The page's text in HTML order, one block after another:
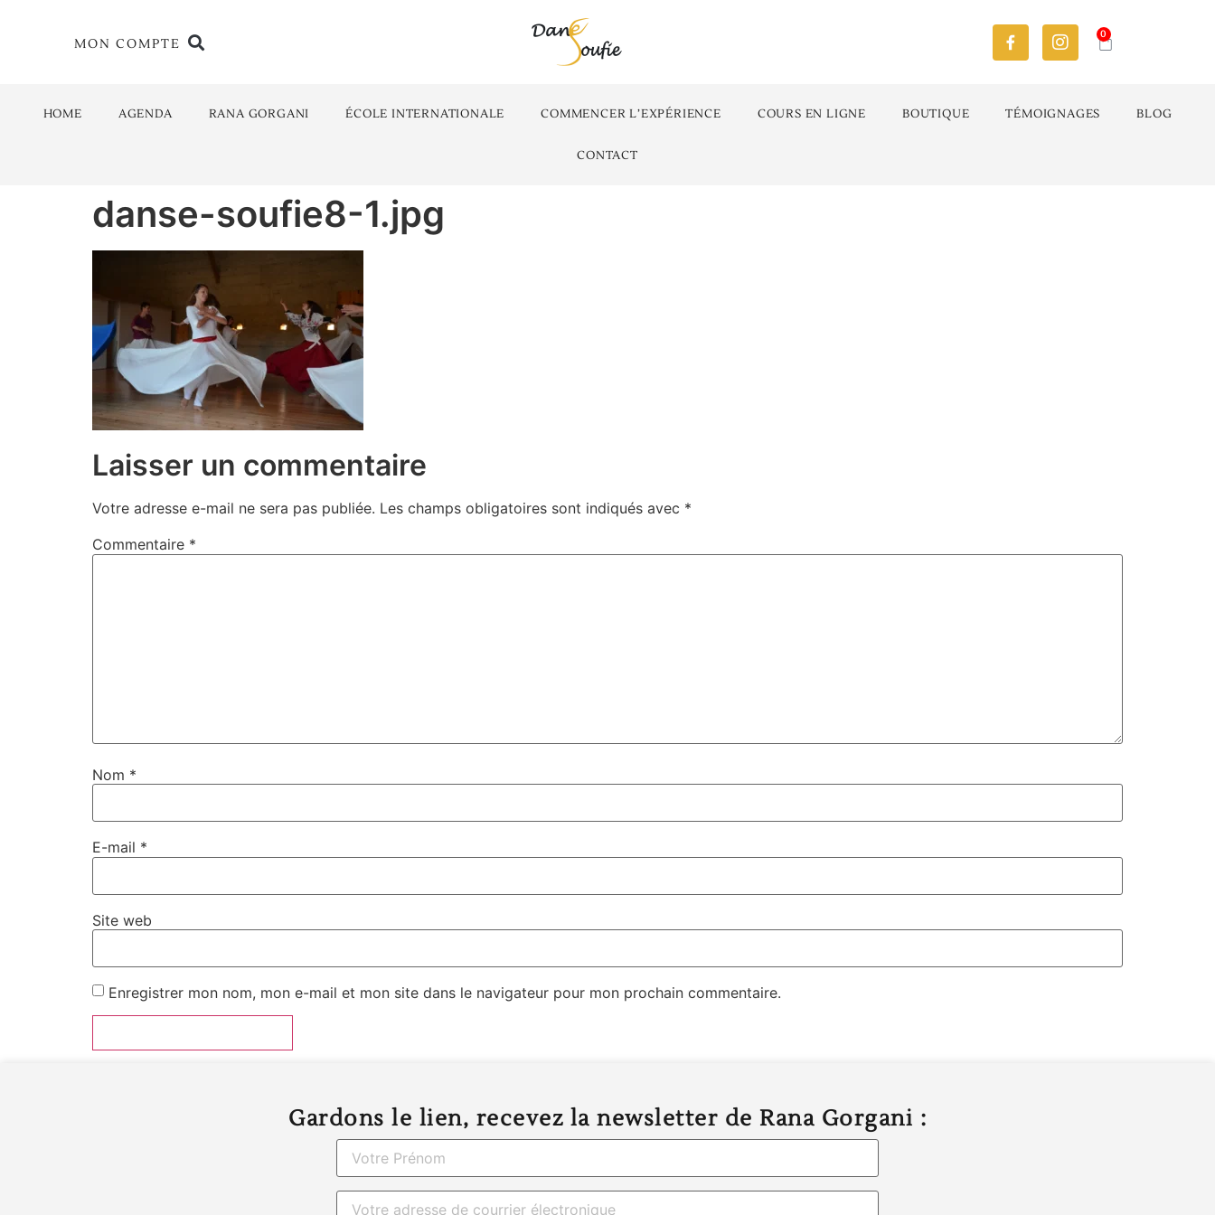
MON COMPTE
0
HOME AGENDA RANA GORGANI ÉCOLE INTERNATIONALE COMMENCER L’EXPÉRIENCE COURS EN LIGNE BOUTIQUE TÉMOIGNAGES BLOG
CONTACT
danse-soufie8-1.jpg
Laisser un commentaire
Votre adresse e-mail ne sera pas publiée. Les champs obligatoires sont indiqués avec *
Commentaire *
Nom *
E-mail *
Site web
Enregistrer mon nom, mon e-mail et mon site dans le navigateur pour mon prochain commentaire.
Gardons le lien, recevez la newsletter de Rana Gorgani :